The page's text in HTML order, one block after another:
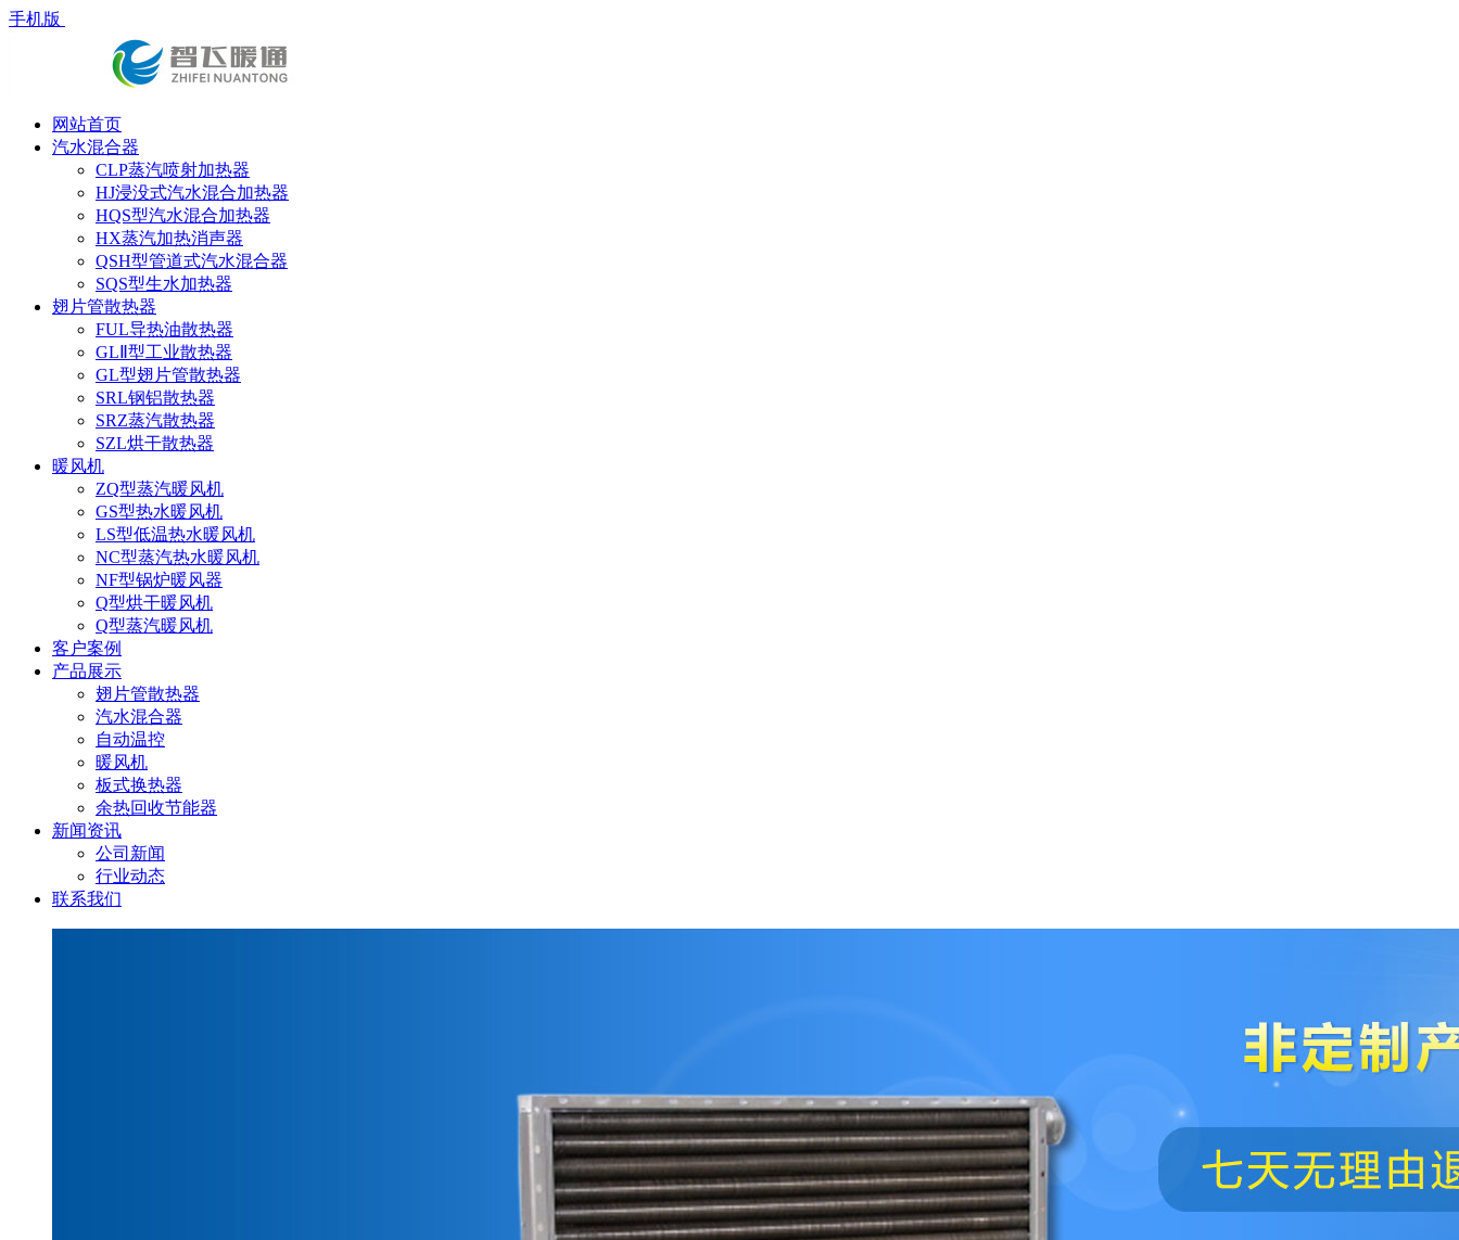
手机版
网站首页
汽水混合器
CLP蒸汽喷射加热器
HJ浸没式汽水混合加热器
HQS型汽水混合加热器
HX蒸汽加热消声器
QSH型管道式汽水混合器
SQS型生水加热器
翅片管散热器
FUL导热油散热器
GLⅡ型工业散热器
GL型翅片管散热器
SRL钢铝散热器
SRZ蒸汽散热器
SZL烘干散热器
暖风机
ZQ型蒸汽暖风机
GS型热水暖风机
LS型低温热水暖风机
NC型蒸汽热水暖风机
NF型锅炉暖风器
Q型烘干暖风机
Q型蒸汽暖风机
客户案例
产品展示
翅片管散热器
汽水混合器
自动温控
暖风机
板式换热器
余热回收节能器
新闻资讯
公司新闻
行业动态
联系我们